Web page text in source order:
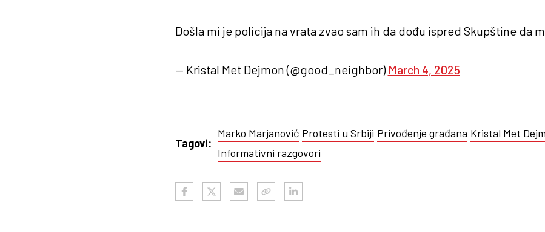
Došla mi je policija na vrata zvao sam ih da dođu ispred Skupštine da
— Kristal Met Dejmon (@good_neighbor) March 4, 2025
Tagovi:
Marko Marjanović Protesti u Srbiji Privođenje građana Kristal Met
Informativni razgovori